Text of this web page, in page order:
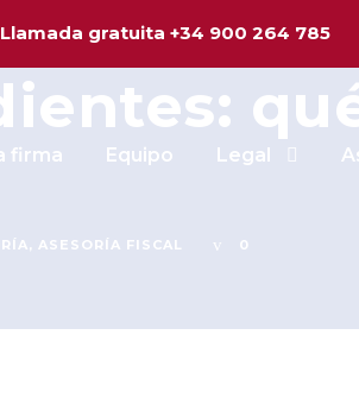
Llamada gratuita +34 900 264 785
firma Equipo Legal
2025
, ASESORÍA FISCAL 0